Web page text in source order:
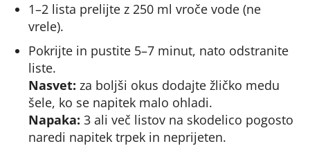
1–2 lista prelijte z 250 ml vroče vode (ne
vrele).
Pokrijte in pustite 5–7 minut, nato odstranite
liste.
Nasvet: za boljši okus dodajte žličko medu
šele, ko se napitek malo ohladi.
Napaka: 3 ali več listov na skodelico pogosto
naredi napitek trpek in neprijeten.